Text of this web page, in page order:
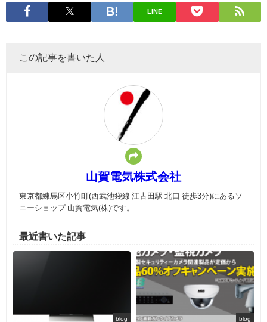
LINE
この記事を書いた人
山賀電気株式会社
東京都練馬区小竹町(西武池袋線 江古田駅 北口 徒歩3分)にあるソ
ニーショップ 山賀電気(株)です。
最近書いた記事
blog blog